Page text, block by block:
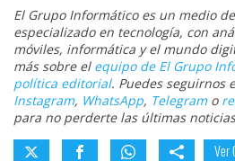
El Grupo Informático es un medio
especializado en tecnología, con
móviles, informática y el mundo
más sobre el equipo de El Grupo
política editorial. Puedes seguirnos
Instagram, WhatsApp, Telegramo
para no perderte las últimas
Ver